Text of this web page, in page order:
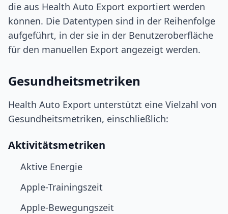
die aus Health Auto Export exportiert werden
können. Die Datentypen sind in der Reihenfolge
aufgeführt, in der sie in der Benutzeroberfläche
für den manuellen Export angezeigt werden.
Gesundheitsmetriken
Health Auto Export unterstützt eine Vielzahl von
Gesundheitsmetriken, einschließlich:
Aktivitätsmetriken
Aktive Energie
Apple-Trainingszeit
Apple-Bewegungszeit